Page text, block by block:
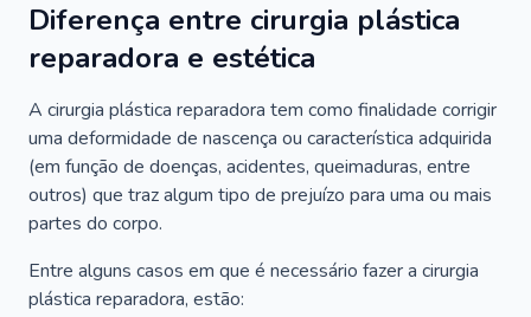
Diferença entre cirurgia plástica
reparadora e estética
A cirurgia plástica reparadora tem como finalidade corrigir
uma deformidade de nascença ou característica adquirida
(em função de doenças, acidentes, queimaduras, entre
outros) que traz algum tipo de prejuízo para uma ou mais
partes do corpo.
Entre alguns casos em que é necessário fazer a cirurgia
plástica reparadora, estão: